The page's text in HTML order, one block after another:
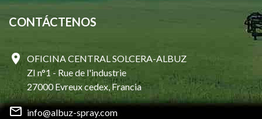
CONTÁCTENOS
OFICINA CENTRAL SOLCERA-ALBUZ
ZI n°1 - Rue de l'industrie
27000 Evreux cedex, Francia
info@albuz-spray.com